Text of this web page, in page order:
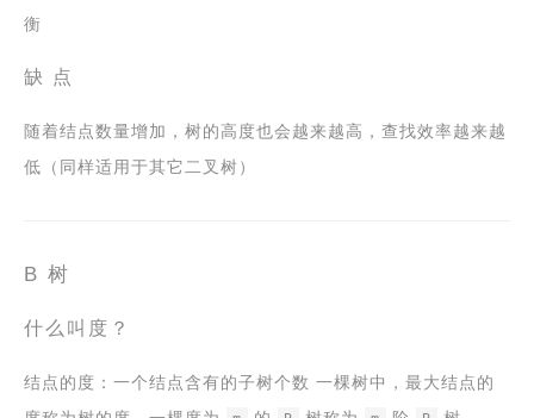
衡
缺 点
随着结点数量增加，树的高度也会越来越高，查找效率越来越
低（同样适用于其它二叉树）
B 树
什么叫度？
结点的度：一个结点含有的子树个数 一棵树中，最大结点的